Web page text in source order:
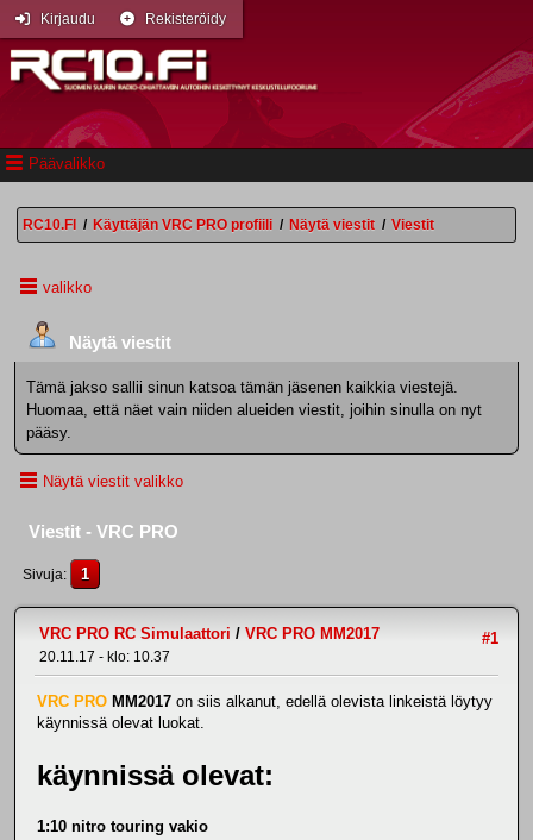
Päävalikko
Kirjaudu Rekisteröidy
RC10.FI / Käyttäjän VRC PRO profiili / Näytä viestit / Viestit
valikko
Näytä viestit
Tämä jakso sallii sinun katsoa tämän jäsenen kaikkia viestejä.
Huomaa, että näet vain niiden alueiden viestit, joihin sinulla on nyt
pääsy.
Näytä viestit valikko
Viestit - VRC PRO
Sivuja 1
#1
VRC PRO RC Simulaattori / VRC PRO MM2017
20.11.17 - klo: 10.37
VRC PRO MM2017 on siis alkanut, edellä olevista linkeistä löytyy
käynnissä olevat luokat.
käynnissä olevat:
1:10 nitro touring vakio